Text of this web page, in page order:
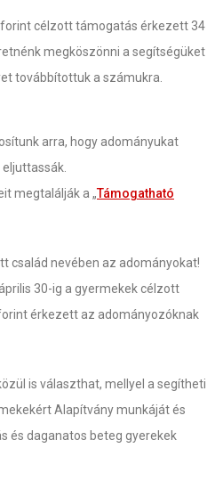
célzott támogatás érkezett 34
megköszönni a segítségüket
továbbítottuk a számukra.
arra, hogy adományukat
megtalálják a „Támogatható
család nevében az adományokat!
30-ig a gyermekek célzott
érkezett az adományozóknak
is választhat, mellyel a segítheti
Alapítvány munkáját és
és daganatos beteg gyerekek